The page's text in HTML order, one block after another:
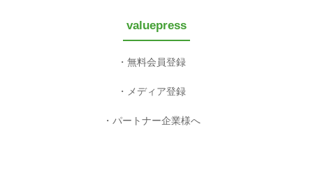
valuepress
無料会員登録
メディア登録
パートナー企業様へ